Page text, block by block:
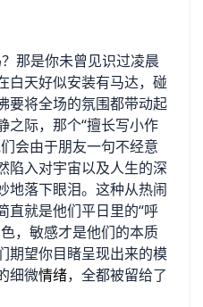
那是你未曾见识过凌晨
白天好似安装有马达，碰
要将全场的氛围都带动起
之际，那个“擅长写小作
会由于朋友一句不经意
陷入对宇宙以及人生的深
地落下眼泪。这种从热闹
直就是他们平日里的“呼
，敏感才是他们的本质
期望你目睹呈现出来的模
细微情绪，全都被留给了